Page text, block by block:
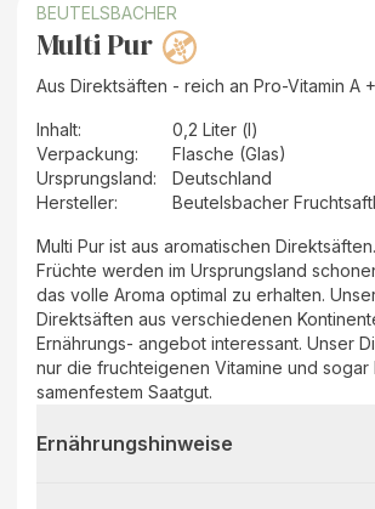
BEUTELSBACHER
Multi Pur
Aus Direktsäften - reich an Pro-Vitamin A
Inhalt:
0,2 Liter (l)
Verpackung:
Flasche (Glas)
Ursprungsland:
Deutschland
Hersteller: Beutelsbacher
Multi Pur ist aus aromatischen
Früchte werden im Ursprungsland
das volle Aroma optimal zu erhalten.
Direktsäften aus verschiedenen
Ernährungs- angebot interessant. Unser
nur die fruchteigenen Vitamine und sogar
samenfestem Saatgut.
Ernährungshinweise